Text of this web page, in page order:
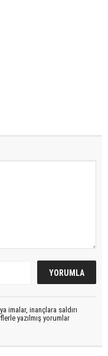
imalar, inançlara saldırı
yazılmış yorumlar